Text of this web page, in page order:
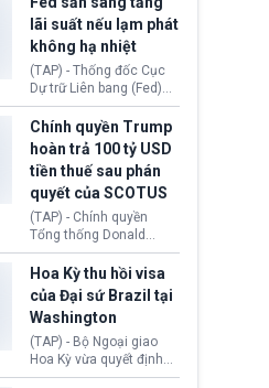
Morocco.
hiến tạng Network for
Hope (bang Kentucky).
Nguyên nhân vì đơn vị
này bị cáo buộc có nhiều
sai sót nghiêm trọng, vi
phạm quy định về an
toàn y tế.
lãi suất nếu lạm phát
không hạ nhiệt
(TAP) - Thống đốc Cục
Dự trữ Liên bang (Fed)
Lisa Cook nói sẽ ủng hộ
tăng lãi suất nếu lạm
phát ở Hoa Kỳ không tiếp
tục giảm trong thời gian
tới.
Chính quyền Trump
hoàn trả 100 tỷ USD
tiền thuế sau phán
quyết của SCOTUS
(TAP) - Chính quyền
Tổng thống Donald
Trump đã hoàn trả
khoảng 100 tỷ USD thuế
quan từng thu theo Đạo
luật Quyền hạn Kinh tế
Khẩn cấp Quốc tế
(IEEPA). Động thái này
diễn ra sau phán quyết
hồi tháng 2 bởi Tòa án
Hoa Kỳ thu hồi visa
của Đại sứ Brazil tại
Washington
(TAP) - Bộ Ngoại giao
Hoa Kỳ vừa quyết định
thu hồi thị thực (visa)